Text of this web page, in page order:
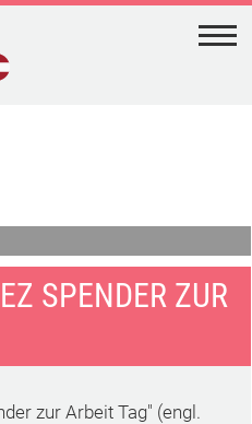
SPENDER ZUR
zur Arbeit Tag" (engl.